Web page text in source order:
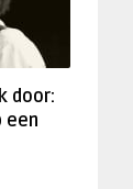
door:
een